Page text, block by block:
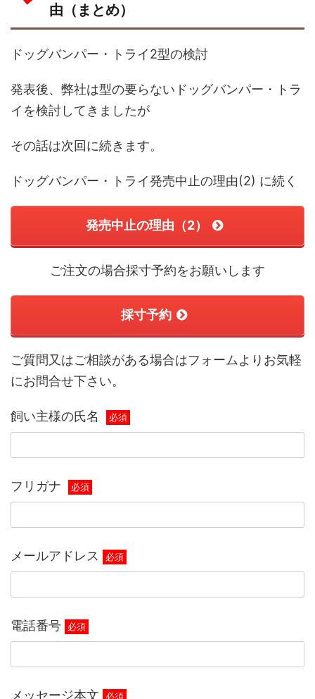
由（まとめ）
ドッグバンパー・トライ2型の検討
発表後、弊社は型の要らないドッグバンパー・トラ
イを検討してきましたが
その話は次回に続きます。
ドッグバンパー・トライ発売中止の理由(2) に続く
発売中止の理由（2）
ご注文の場合採寸予約をお願いします
採寸予約
ご質問又はご相談がある場合はフォームよりお気軽
にお問合せ下さい。
飼い主様の氏名 必須
フリガナ 必須
メールアドレス 必須
電話番号 必須
メッセージ本文 必須